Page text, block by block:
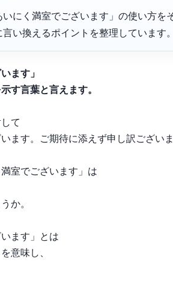
にく満室でございます」の使い方を
い換えるポイントを整理しています。
ます」
す言葉と言えます。
て
ます。ご期待に添えず申し訳ございま
室でございます」は
か。
ます」とは
意味し、